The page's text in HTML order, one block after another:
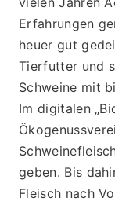
Erfahrungen
heuer gut
Tierfutter und
Schweine mit
Im digitalen
geben. Bis
Fleisch nach